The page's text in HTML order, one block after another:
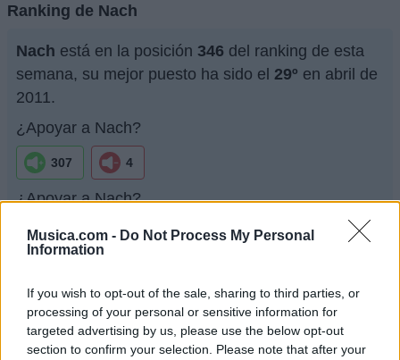
Musica.com - Do Not Process My Personal
Information
If you wish to opt-out of the sale, sharing to third parties, or
processing of your personal or sensitive information for
targeted advertising by us, please use the below opt-out
section to confirm your selection. Please note that after your
Ranking de Nach
Nach está en la posición 346 del ranking de esta
semana, su mejor puesto ha sido el 29º en abril de
2011.
¿Apoyar a Nach?
307 4
¿Apoyar a Nach?
307 4
Ranking de Nach TOP Música